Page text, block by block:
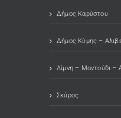
Δήμος Καρύστου
Δήμος Κύμης –
Λίμνη – Μαντούδι –
Σκύρος